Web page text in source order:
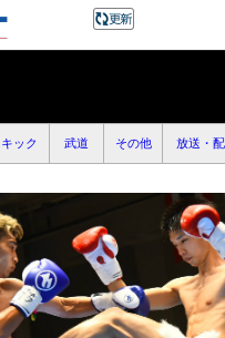
キック 武道 その他 放送・